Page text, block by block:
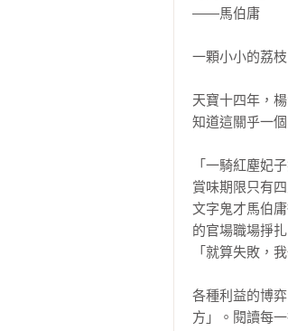
――馬伯庸
一顆小小的荔
天寶十四年，
知道這關乎一
「一騎紅塵妃
賞味期限只有
文字鬼才馬伯
的官場職場掙
「就算失敗，
各種利益的博
方」。閱讀每